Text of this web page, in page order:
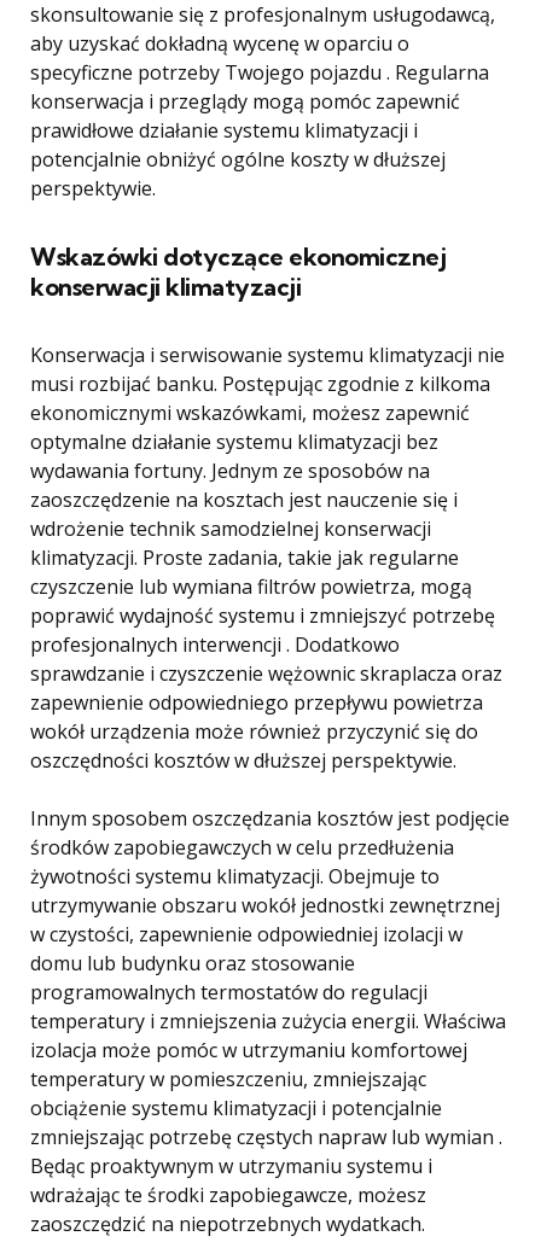
skonsultowanie się z profesjonalnym usługodawcą,
aby uzyskać dokładną wycenę w oparciu o
specyficzne potrzeby Twojego pojazdu . Regularna
konserwacja i przeglądy mogą pomóc zapewnić
prawidłowe działanie systemu klimatyzacji i
potencjalnie obniżyć ogólne koszty w dłuższej
perspektywie.
Wskazówki dotyczące ekonomicznej
konserwacji klimatyzacji
Konserwacja i serwisowanie systemu klimatyzacji nie
musi rozbijać banku. Postępując zgodnie z kilkoma
ekonomicznymi wskazówkami, możesz zapewnić
optymalne działanie systemu klimatyzacji bez
wydawania fortuny. Jednym ze sposobów na
zaoszczędzenie na kosztach jest nauczenie się i
wdrożenie technik samodzielnej konserwacji
klimatyzacji. Proste zadania, takie jak regularne
czyszczenie lub wymiana filtrów powietrza, mogą
poprawić wydajność systemu i zmniejszyć potrzebę
profesjonalnych interwencji . Dodatkowo
sprawdzanie i czyszczenie wężownic skraplacza oraz
zapewnienie odpowiedniego przepływu powietrza
wokół urządzenia może również przyczynić się do
oszczędności kosztów w dłuższej perspektywie.
Innym sposobem oszczędzania kosztów jest podjęcie
środków zapobiegawczych w celu przedłużenia
żywotności systemu klimatyzacji. Obejmuje to
utrzymywanie obszaru wokół jednostki zewnętrznej
w czystości, zapewnienie odpowiedniej izolacji w
domu lub budynku oraz stosowanie
programowalnych termostatów do regulacji
temperatury i zmniejszenia zużycia energii. Właściwa
izolacja może pomóc w utrzymaniu komfortowej
temperatury w pomieszczeniu, zmniejszając
obciążenie systemu klimatyzacji i potencjalnie
zmniejszając potrzebę częstych napraw lub wymian .
Będąc proaktywnym w utrzymaniu systemu i
wdrażając te środki zapobiegawcze, możesz
zaoszczędzić na niepotrzebnych wydatkach.